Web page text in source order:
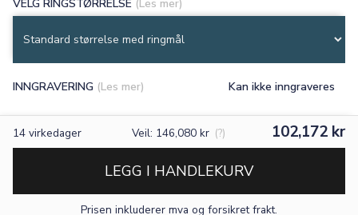
VELG RINGSTØRRELSE (Les mer)
INNGRAVERING (Les mer) Kan ikke inngraveres
14 virkedager Veil: 146,080 kr (?) 102,172 kr
LEGG I HANDLEKURV
Prisen inkluderer mva og forsikret frakt.